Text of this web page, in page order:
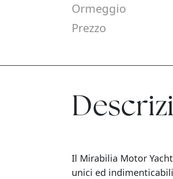
Ormeggio
Prezzo
Il Mirabilia Motor
unici ed